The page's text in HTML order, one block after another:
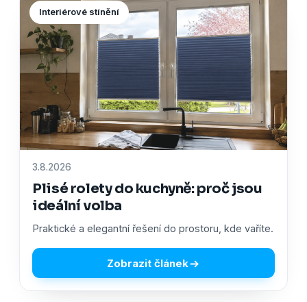
Interiérové stínění
3.8.2026
Plisé rolety do kuchyně: proč jsou
ideální volba
Praktické a elegantní řešení do prostoru, kde vaříte.
Zobrazit článek